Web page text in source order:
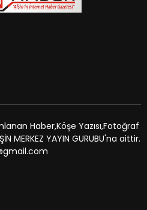
abone olarak, tarafınıza haber,
postaların gönderilmesini
Haber,Köşe Yazısı,Fotoğraf
MERKEZ YAYIN GURUBU'na aittir.